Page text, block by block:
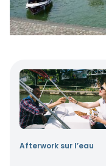
Afterwork sur l’eau